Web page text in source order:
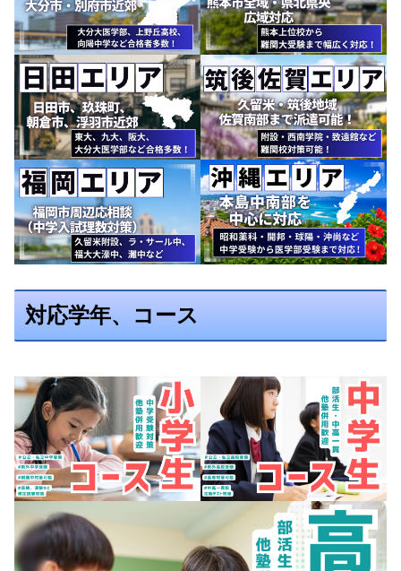
対応学年、コース